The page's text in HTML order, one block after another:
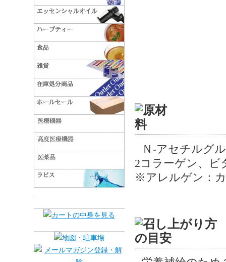
Ｎ-アセチルグ
2コラーゲン、ビ
※アレルゲン：